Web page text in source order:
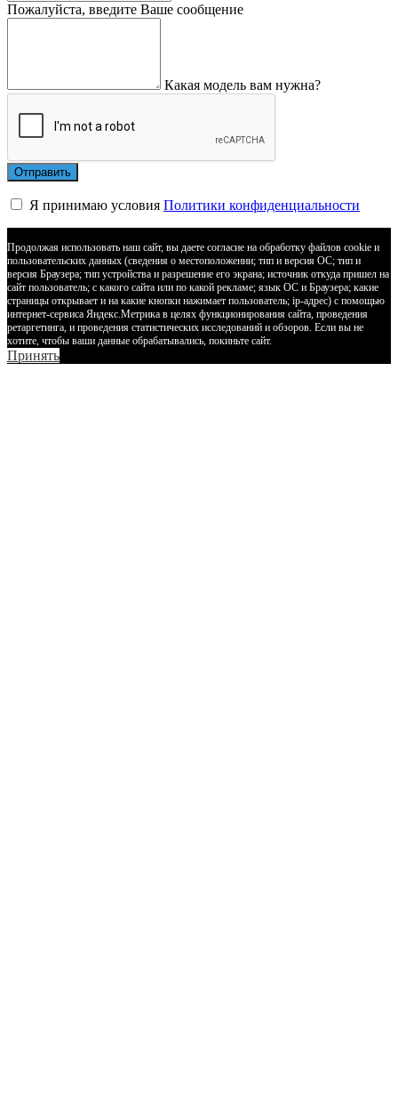
Пожалуйста, введите Ваше сообщение
Какая модель вам нужна?
Я принимаю условия Политики конфиденциальности
Продолжая использовать наш сайт, вы даете согласие на обработку файлов cookie и
пользовательских данных (сведения о местоположении; тип и версия ОС; тип и
версия Браузера; тип устройства и разрешение его экрана; источник откуда пришел на
сайт пользователь; с какого сайта или по какой рекламе; язык ОС и Браузера; какие
страницы открывает и на какие кнопки нажимает пользователь; ip-адрес) с помощью
интернет-сервиса Яндекс.Метрика в целях функционирования сайта, проведения
ретаргетинга, и проведения статистических исследований и обзоров. Если вы не
хотите, чтобы ваши данные обрабатывались, покиньте сайт.
Принять